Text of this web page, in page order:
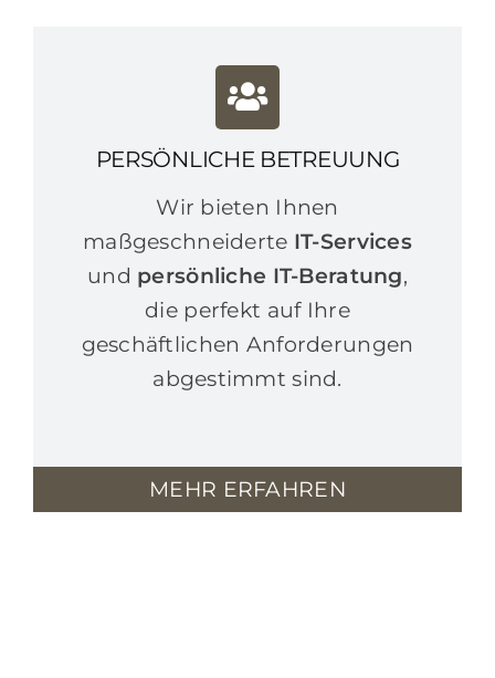
PERSÖNLICHE BETREUUNG
Wir bieten Ihnen
maßgeschneiderte IT-Services
und persönliche IT-Beratung,
die perfekt auf Ihre
geschäftlichen Anforderungen
abgestimmt sind.
MEHR ERFAHREN